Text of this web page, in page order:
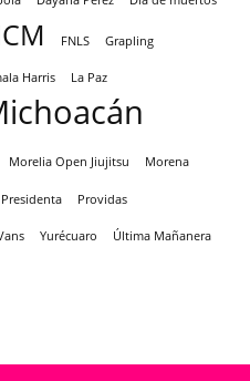
FNLS Grapling
Harris La Paz
Morelia Open Jiujitsu Morena
Presidenta Providas
Yurécuaro Última Mañanera